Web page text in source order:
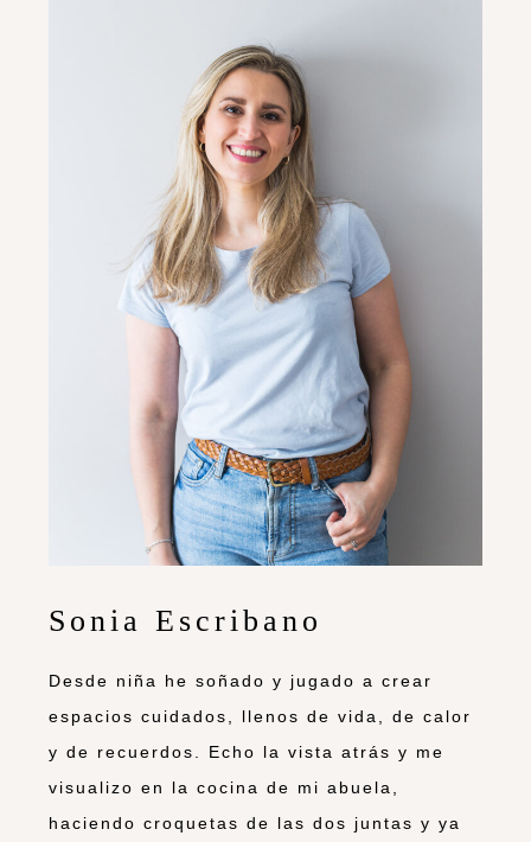
Sonia Escribano
Desde niña he soñado y jugado a crear
espacios cuidados, llenos de vida, de calor
y de recuerdos. Echo la vista atrás y me
visualizo en la cocina de mi abuela,
haciendo croquetas de las dos juntas y ya